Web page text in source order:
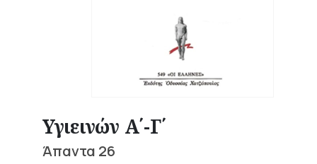
Υγιεινών Α΄-Γ΄
Άπαντα 26